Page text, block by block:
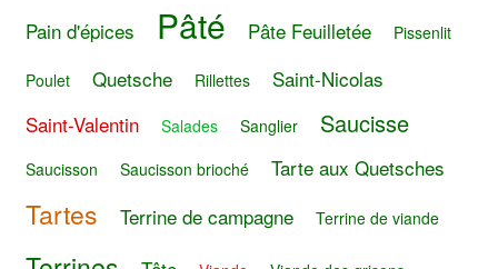
Pain d'épices Pâté Pâte Feuilletée Pissenlit
Poulet Quetsche Rillettes
Saint-Nicolas
Saint-Valentin
Salades Sanglier Saucisse
Saucisson Saucisson brioché Tarte aux Quetsches
Tartes Terrine de campagne Terrine de viande